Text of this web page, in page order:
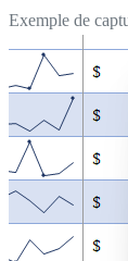
Exemple de